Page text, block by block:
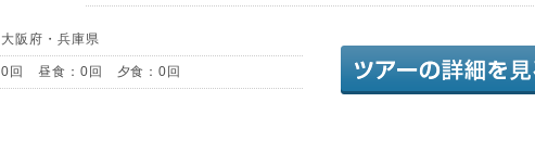
阪府・兵庫県
0回 昼食：0回 夕食：0回